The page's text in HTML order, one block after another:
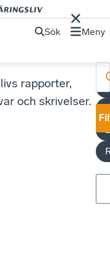
Sök Meny
rapporter,
och skrivelser.